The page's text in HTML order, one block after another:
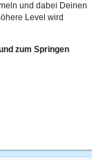
und dabei Deinen
Level wird
zum Springen